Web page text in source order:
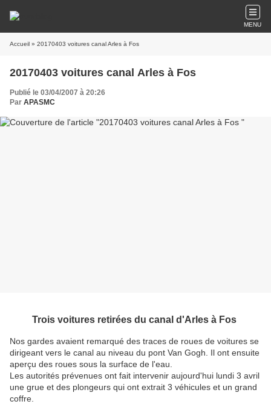
MENU
Accueil » 20170403 voitures canal Arles à Fos
20170403 voitures canal Arles à Fos
Publié le 03/04/2007 à 20:26
Par APASMC
Trois voitures retirées du canal d'Arles à Fos
Nos gardes avaient remarqué des traces de roues de voitures se
dirigeant vers le canal au niveau du pont Van Gogh. Il ont ensuite
aperçu des roues sous la surface de l'eau.
Les autorités prévenues ont fait intervenir aujourd'hui lundi 3 avril
une grue et des plongeurs qui ont extrait 3 véhicules et un grand
coffre.